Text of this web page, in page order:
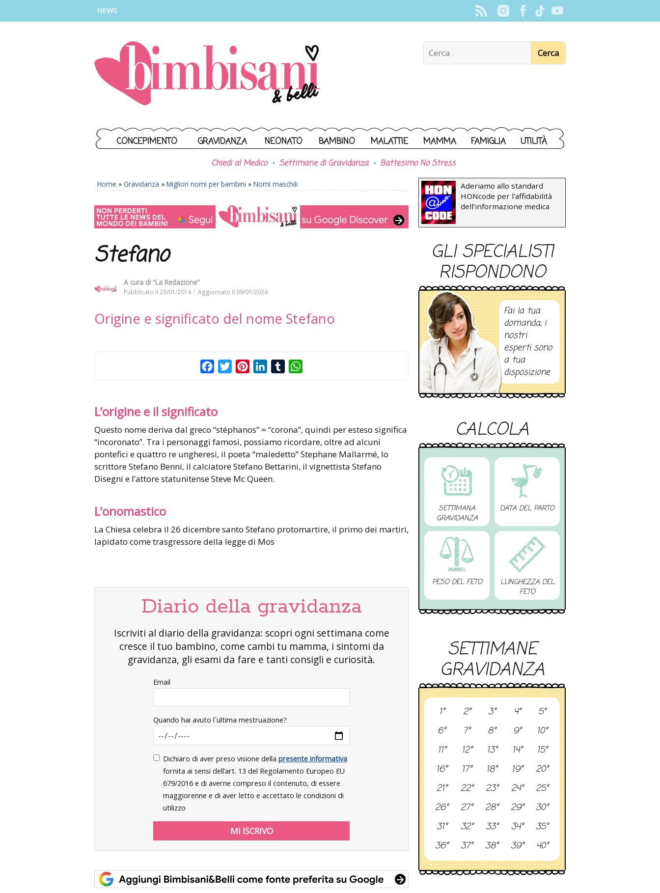
NEWS
CONCEPIMENTO GRAVIDANZA NEONATO BAMBINO MALATTIE MAMMA FAMIGLIA UTILITÀ
Chiedi al Medico Settimane di Gravidanza Battesimo No Stress
Home » Gravidanza » Migliori nomi per bambini » Nomi maschili
Stefano
A cura di “La Redazione”
Pubblicato il 23/01/2014 Aggiornato il 09/01/2024
Origine e significato del nome Stefano
FacebookTwitterPinterestLinkedInTumblr
L’origine e il significato
Questo nome deriva dal greco “stéphanos” = “corona”, quindi per esteso significa
“incoronato”. Tra i personaggi famosi, possiamo ricordare, oltre ad alcuni
pontefici e quattro re ungheresi, il poeta “maledetto” Stephane Mallarmé, lo
scrittore Stefano Benni, il calciatore Stefano Bettarini, il vignettista Stefano
Disegni e l’attore statunitense Steve Mc Queen.
L’onomastico
La Chiesa celebra il 26 dicembre santo Stefano protomartire, il primo dei martiri,
lapidato come trasgressore della legge di Mos
Diario della gravidanza
Iscriviti al diario della gravidanza: scopri ogni settimana come
cresce il tuo bambino, come cambi tu mamma, i sintomi da
gravidanza, gli esami da fare e tanti consigli e curiosità.
Email
Quando hai avuto l`ultima mestruazione?
Dichiaro di aver preso visione della presente informativa
fornita ai sensi dell’art. 13 del Regolamento Europeo EU
679/2016 e di averne compreso il contenuto, di essere
maggiorenne e di aver letto e accettato le condizioni di
utilizzo
Aderiamo allo standard
HONcode per l’affidabilità
dell’informazione medica
GLI SPECIALISTI
RISPONDONO
Fai la tua
domanda, i
nostri
esperti sono
a tua
disposizione
CALCOLA
SETTIMANA
GRAVIDANZA
DATA DEL PARTO
PESO DEL FETO
LUNGHEZZA DEL
FETO
SETTIMANE
GRAVIDANZA
1° 2° 3° 4°
5°
6°
7° 8° 9°
10°
11°
12° 13° 14°
15°
16°
17° 18° 19°
20°
21°
22° 23° 24°
25°
26°
27° 28° 29°
30°
31°
32° 33° 34°
35°
36°
37° 38° 39° 40°